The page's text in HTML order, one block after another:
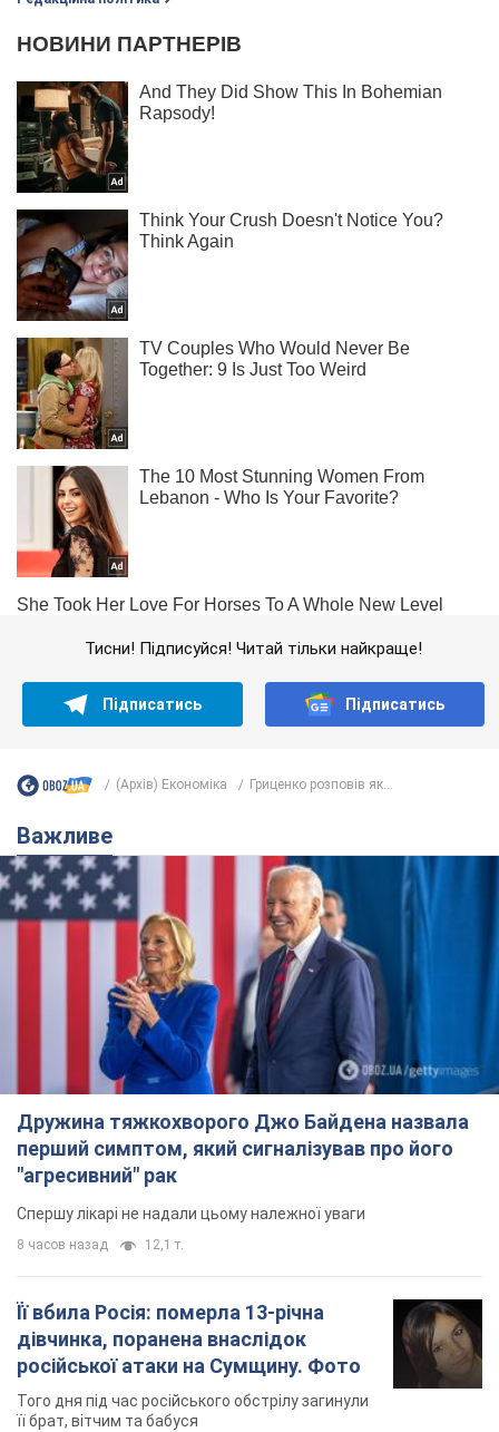
Тисни! Підписуйся! Читай тільки найкраще!
Підписатись Підписатись
(Архів) Економіка Гриценко розповів як...
Важливе
Дружина тяжкохворого Джо Байдена назвала
перший симптом, який сигналізував про його
"агресивний" рак
Спершу лікарі не надали цьому належної уваги
8 часов назад 12,1 т.
Її вбила Росія: померла 13-річна
дівчинка, поранена внаслідок
російської атаки на Сумщину. Фото
Того дня під час російського обстрілу загинули
її брат, вітчим та бабуся